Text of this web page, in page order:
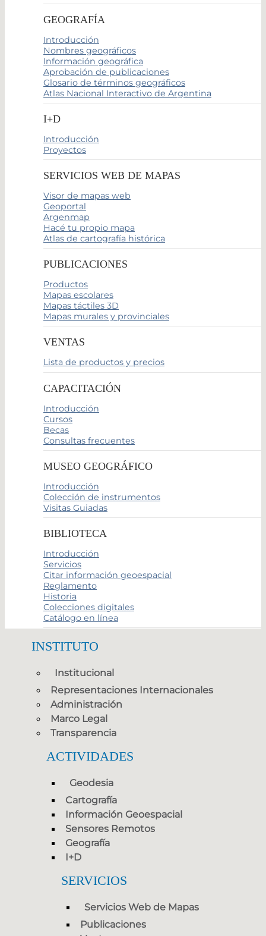
GEOGRAFÍA
Introducción
Nombres geográficos
Información geográfica
Aprobación de publicaciones
Glosario de términos geográficos
Atlas Nacional Interactivo de Argentina
I+D
Introducción
Proyectos
SERVICIOS WEB DE MAPAS
Visor de mapas web
Geoportal
Argenmap
Hacé tu propio mapa
Atlas de cartografía histórica
PUBLICACIONES
Productos
Mapas escolares
Mapas táctiles 3D
Mapas murales y provinciales
VENTAS
Lista de productos y precios
CAPACITACIÓN
Introducción
Cursos
Becas
Consultas frecuentes
MUSEO GEOGRÁFICO
Introducción
Colección de instrumentos
Visitas Guiadas
BIBLIOTECA
Introducción
Servicios
Citar información geoespacial
Reglamento
Historia
Colecciones digitales
Catálogo en línea
INSTITUTO
Institucional
Representaciones Internacionales
Administración
Marco Legal
Transparencia
ACTIVIDADES
Geodesia
Cartografía
Información Geoespacial
Sensores Remotos
Geografía
I+D
SERVICIOS
Servicios Web de Mapas
Publicaciones